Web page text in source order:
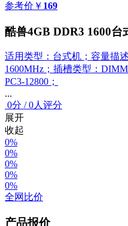
参考价 ￥ 169
酷兽4GB DDR3 1600台
适用类型：台式机；容量描
1600MHz；插槽类型：
PC3-12800；
...
0分 /0人评分
展开
收起
0%
0%
0%
0%
0%
全网比价
产品报价